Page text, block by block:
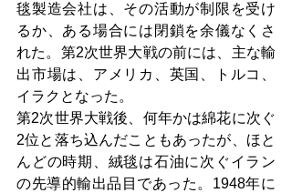
毯製造会社は、その活動が制限を受け
るか、ある場合には閉鎖を余儀なくさ
れた。第2次世界大戦の前には、主な輸
出市場は、アメリカ、英国、トルコ、
イラクとなった。
第2次世界大戦後、何年かは綿花に次ぐ
2位と落ち込んだこともあったが、ほと
んどの時期、絨毯は石油に次ぐイラン
の先導的輸出品目であった。1948年に